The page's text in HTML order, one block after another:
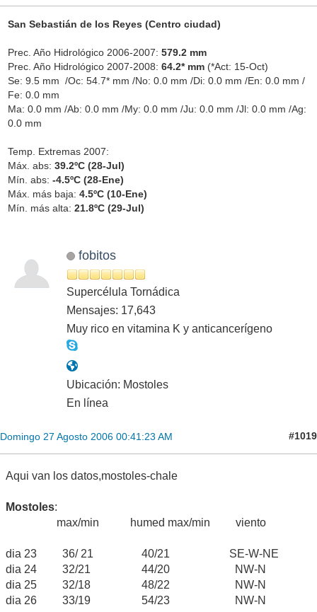
San Sebastián de los Reyes (Centro ciudad)
Prec. Año Hidrológico 2006-2007: 579.2 mm
Prec. Año Hidrológico 2007-2008: 64.2* mm(*Act: 15-Oct)
Se: 9.5 mm /Oc: 54.7* mm /No: 0.0 mm /Di: 0.0 mm /En: 0.0 mm /
Fe: 0.0 mm
Ma: 0.0 mm /Ab: 0.0 mm /My: 0.0 mm /Ju: 0.0 mm /Jl: 0.0 mm /Ag:
0.0 mm
Temp. Extremas 2007:
Máx. abs: 39.2ºC (28-Jul)
Mín. abs: -4.5ºC (28-Ene)
Máx. más baja: 4.5ºC (10-Ene)
Mín. más alta: 21.8ºC (29-Jul)
fobitos
Supercélula Tornádica
Mensajes: 17,643
Muy rico en vitamina K y anticancerígeno
Ubicación: Mostoles
En línea
Domingo 27 Agosto 2006 00:41:23 AM #1019
Aqui van los datos,mostoles-chale
Mostoles:
max/min humed max/min viento
dia 23 36/ 21 40/21 SE-W-NE
dia 24 32/21 44/20 NW-N
dia 25 32/18 48/22 NW-N
dia 26 33/19 54/23 NW-N